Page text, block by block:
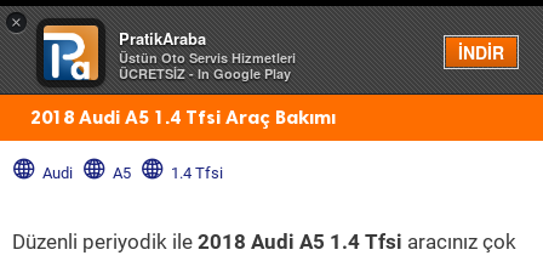
×
PratikAraba
Üstün Oto Servis Hizmetleri
ÜCRETSİZ - In Google Play
İNDİR
Menü
2018 Audi A5 1.4 Tfsi Araç Bakımı
Audi A5 1.4 Tfsi
Düzenli periyodik ile 2018 Audi A5 1.4 Tfsi aracınız çok